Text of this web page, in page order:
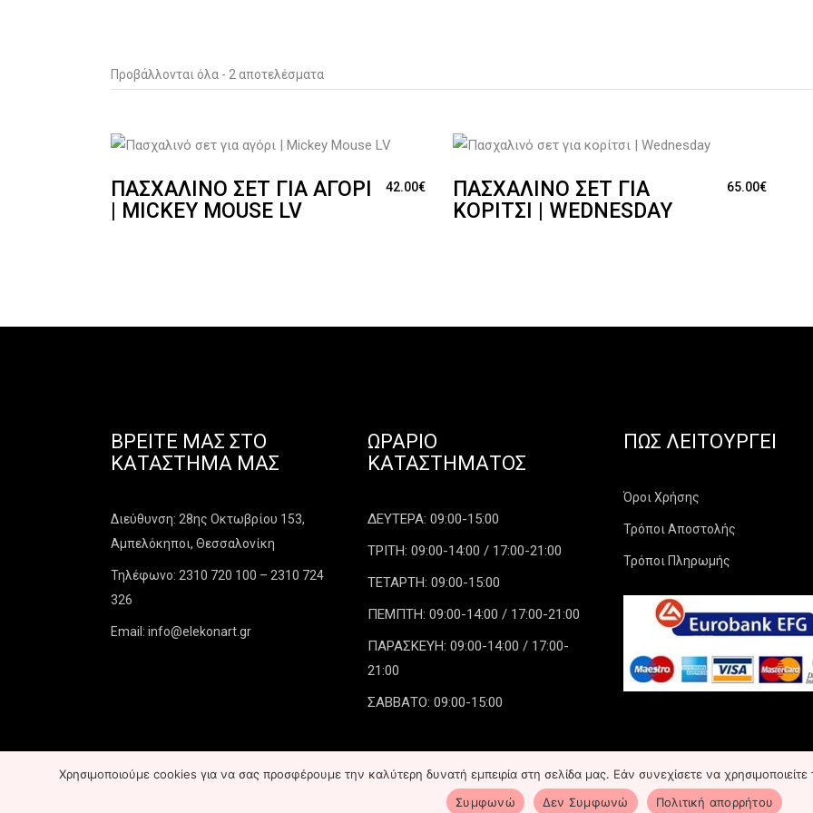
Προβάλλονται όλα - 2 αποτελέσματα
ΠΑΣΧΑΛΙΝΌ ΣΕΤ ΓΙΑ ΑΓΌΡΙ
| MICKEY MOUSE LV
42.00€
ΠΑΣΧΑΛΙΝΌ ΣΕΤ ΓΙΑ
ΚΟΡΊΤΣΙ | WEDNESDAY
65.00€
ΒΡΕΊΤΕ ΜΑΣ ΣΤΟ
ΚΑΤΆΣΤΗΜΑ ΜΑΣ
Διεύθυνση: 28ης Οκτωβρίου 153,
Αμπελόκηποι, Θεσσαλονίκη
Τηλέφωνο: 2310 720 100 – 2310 724
326
Email: info@elekonart.gr
ΩΡΆΡΙΟ
ΚΑΤΑΣΤΉΜΑΤΟΣ
ΔΕΥΤΕΡΑ: 09:00-15:00
ΤΡΙΤΗ: 09:00-14:00 / 17:00-21:00
ΤΕΤΑΡΤΗ: 09:00-15:00
ΠΕΜΠΤΗ: 09:00-14:00 / 17:00-21:00
ΠΑΡΑΣΚΕΥΗ: 09:00-14:00 / 17:00-
21:00
ΣΑΒΒΑΤΟ: 09:00-15:00
ΠΏΣ ΛΕΙΤΟΥΡΓΕΊ
Όροι Χρήσης
Τρόποι Αποστολής
Τρόποι Πληρωμής
All Rights Reserved Κατασκευή
Χρησιμοποιούμε cookies για να σας προσφέρουμε την καλύτερη δυνατή εμπειρία στη σελίδα μας. Εάν συνεχίσετε να
Συμφωνώ
Δεν Συμφωνώ Πολιτική απορρήτου